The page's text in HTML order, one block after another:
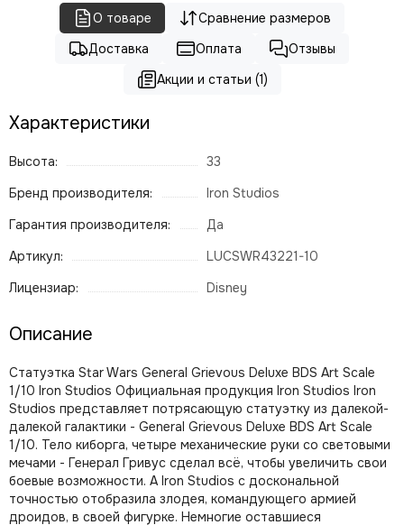
О товаре
Сравнение размеров
Доставка
Оплата
Отзывы
Акции и статьи (1)
Характеристики
Высота:
33
Бренд производителя:
Iron Studios
Гарантия производителя:
Да
Артикул:
LUCSWR43221-10
Лицензиар:
Disney
Описание
Статуэтка Star Wars General Grievous Deluxe BDS Art Scale
1/10 Iron Studios Официальная продукция Iron Studios Iron
Studios представляет потрясающую статуэтку из далекой-
далекой галактики - General Grievous Deluxe BDS Art Scale
1/10. Тело киборга, четыре механические руки со световыми
мечами - Генерал Гривус сделал всё, чтобы увеличить свои
боевые возможности. А Iron Studios с доскональной
точностью отобразила злодея, командующего армией
дроидов, в своей фигурке. Немногие оставшиеся